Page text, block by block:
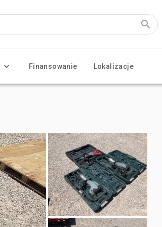
Finansowanie Lokalizacje